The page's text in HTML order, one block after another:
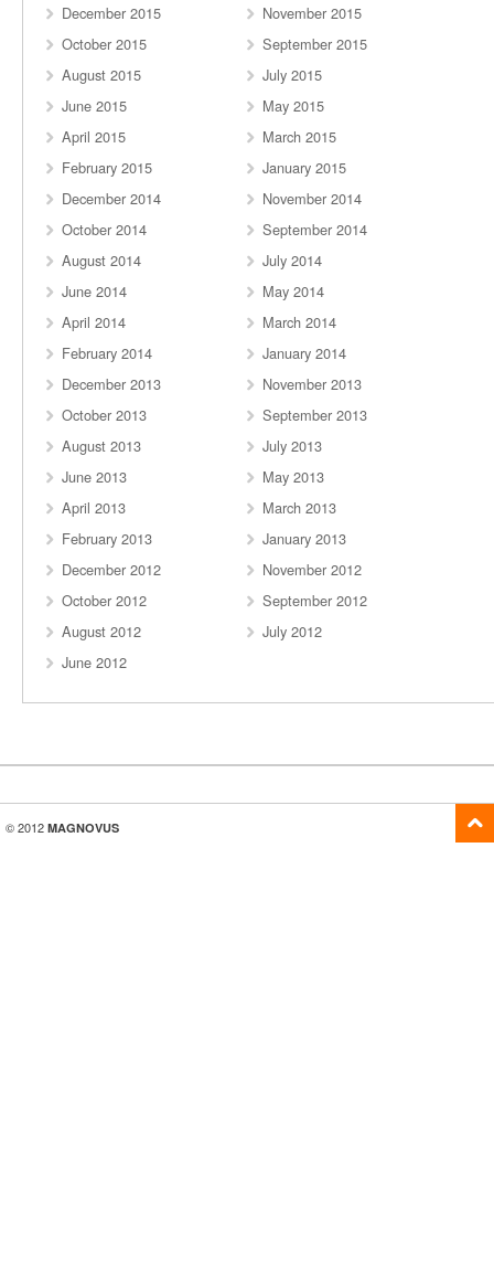
December 2015
November 2015
October 2015
September 2015
August 2015
July 2015
June 2015
May 2015
April 2015
March 2015
February 2015
January 2015
December 2014
November 2014
October 2014
September 2014
August 2014
July 2014
June 2014
May 2014
April 2014
March 2014
February 2014
January 2014
December 2013
November 2013
October 2013
September 2013
August 2013
July 2013
June 2013
May 2013
April 2013
March 2013
February 2013
January 2013
December 2012
November 2012
October 2012
September 2012
August 2012
July 2012
June 2012
© 2012 MAGNOVUS